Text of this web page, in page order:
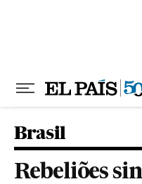
Brasil
Rebeliões